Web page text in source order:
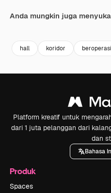
Anda mungkin juga
hall koridor beroperasi
Platform kreatif untuk
dari 1 juta pelanggan dari
dan
Bahasa
Produk
Spaces